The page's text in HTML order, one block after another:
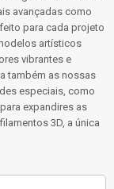
avançadas como
para cada projeto
artísticos
vibrantes e
também as nossas
especiais, como
expandires as
3D, a única